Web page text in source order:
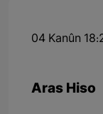
04 Kanûn
Aras Hiso